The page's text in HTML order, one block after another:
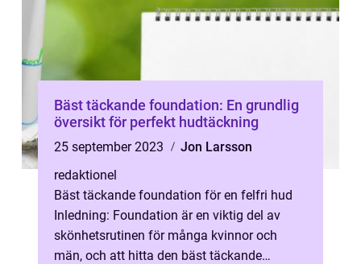
Bäst täckande foundation: En grundlig
översikt för perfekt hudtäckning
25 september 2023
Jon Larsson
redaktionel
Bäst täckande foundation för en felfri hud
Inledning: Foundation är en viktig del av
skönhetsrutinen för många kvinnor och
män, och att hitta den bäst täckande